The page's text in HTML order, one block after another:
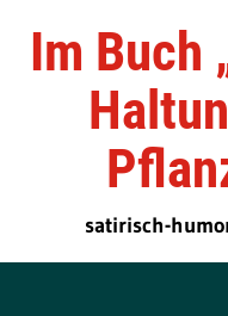
Im Buch
satirisch-